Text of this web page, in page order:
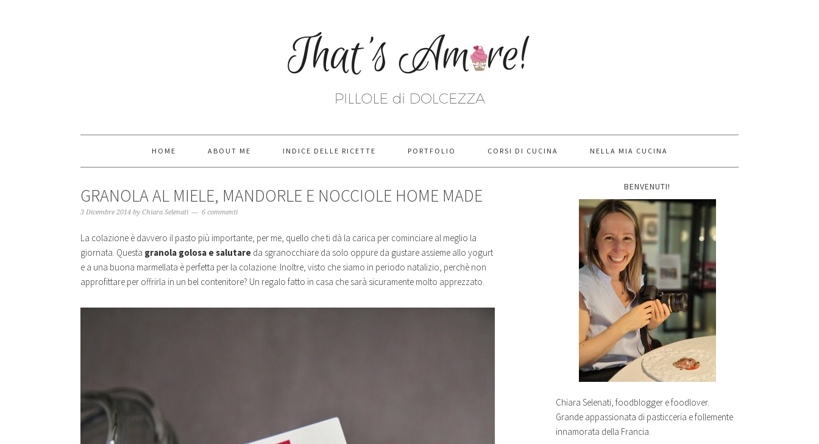
HOME ABOUT ME INDICE DELLE RICETTE PORTFOLIO CORSI DI CUCINA NELLA MIA CUCINA
GRANOLA AL MIELE, MANDORLE E NOCCIOLE HOME MADE
3 Dicembre 2014 by Chiara Selenati 6 commenti
La colazione è davvero il pasto più importante, per me, quello che ti dà la carica per cominciare al meglio la
giornata. Questa granola golosa e salutare da sgranocchiare da solo oppure da gustare assieme allo yogurt
e a una buona marmellata è perfetta per la colazione. Inoltre, visto che siamo in periodo natalizio, perchè non
approfittare per offrirla in un bel contenitore? Un regalo fatto in casa che sarà sicuramente molto apprezzato.
BENVENUTI!
Chiara Selenati, foodblogger e foodlover.
Grande appassionata di pasticceria e follemente
innamorata della Francia.